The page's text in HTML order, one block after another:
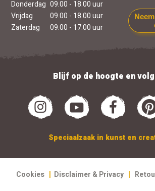
Donderdag 09.00 - 18.00 uur
Vrijdag
09.00 - 18.00 uur
Zaterdag
09.00 - 17.00 uur
Blijf op de hoogte en
Speciaalzaak in kunst en
Cookies | Disclaimer & Privacy |